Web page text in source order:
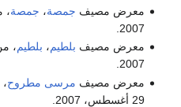
معرض مصيف جمصة، جمصة
2007.
معرض مصيف بلطيم، بلطيم
2007.
معرض مصيف مرسى مطروح،
29 أغسطس، 2007.